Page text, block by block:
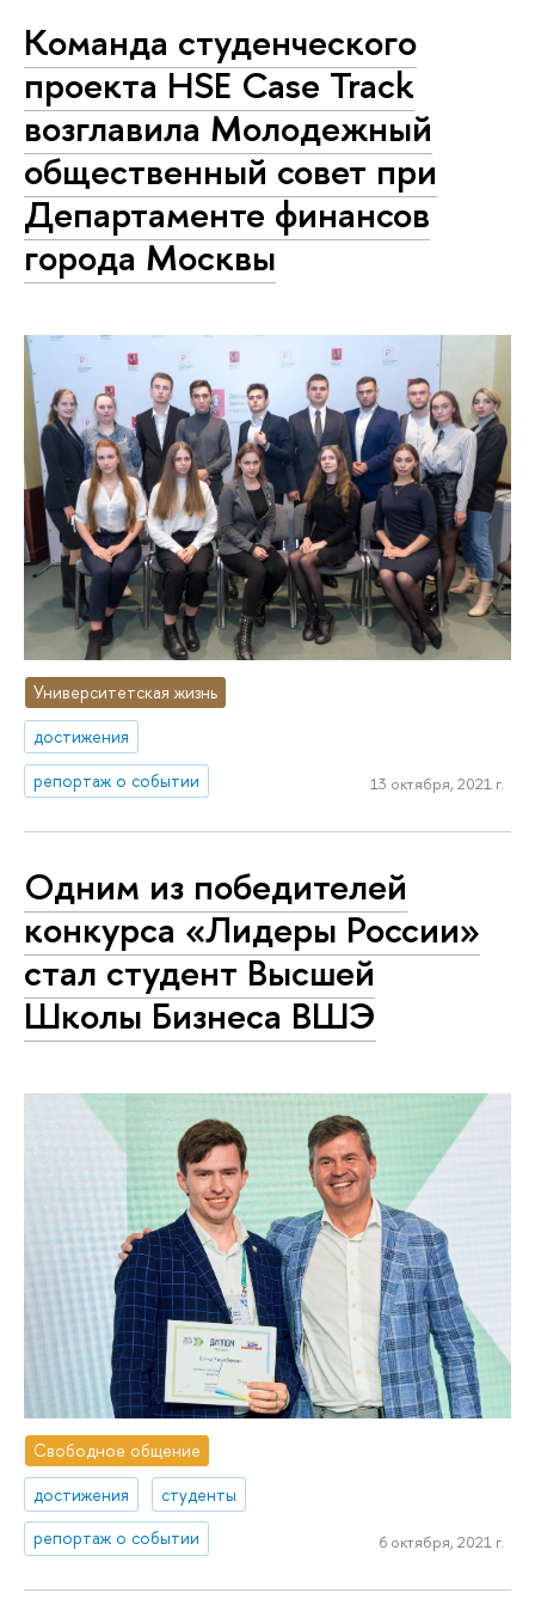
Команда студенческого
проекта HSE Case Track
возглавила Молодежный
общественный совет при
Департаменте финансов
города Москвы
Университетская жизнь
достижения
репортаж о событии
13 октября, 2021 г.
Одним из победителей
конкурса «Лидеры России»
стал студент Высшей
Школы Бизнеса ВШЭ
Свободное общение
достижения
студенты
репортаж о событии
6 октября, 2021 г.